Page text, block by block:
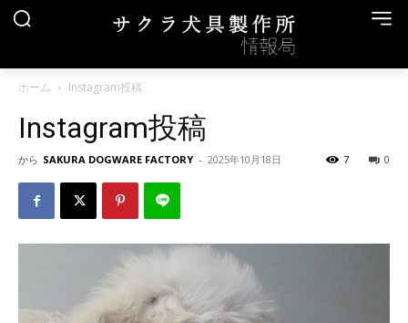
ホーム Instagram投稿
Instagram投稿
から SAKURA DOGWARE FACTORY - 2025年10月18日 0
7